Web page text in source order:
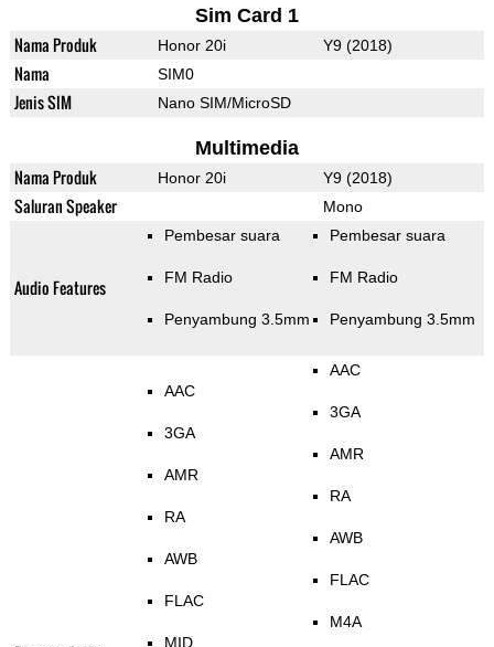
Sim Card 1
Nama Produk Honor 20i Y9 (2018)
Nama SIM0
Jenis SIM Nano SIM/MicroSD
Multimedia
Nama Produk Honor 20i Y9 (2018)
Saluran Speaker Mono
Audio Features
Pembesar suara
FM Radio
Penyambung 3.5mm
Pembesar suara
FM Radio
Penyambung 3.5mm
AAC
3GA
AMR
RA
AWB
FLAC
MID
AAC
3GA
AMR
RA
AWB
FLAC
M4A